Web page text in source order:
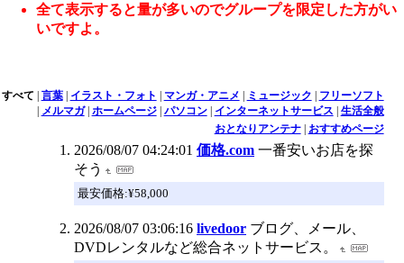
全て表示すると量が多いのでグループを限定した方がい
いですよ。
すべて | 言葉| イラスト・フォト | マンガ・アニメ | ミュージック | フリーソフト
| メルマガ| ホームページ| パソコン| インターネットサービス | 生活全般
おとなりアンテナ| おすすめページ
2026/08/07 04:24:01 価格.com 一番安いお店を探
そう
最安価格:¥58,000
2026/08/07 03:06:16 livedoor ブログ、メール、
DVDレンタルなど総合ネットサービス。